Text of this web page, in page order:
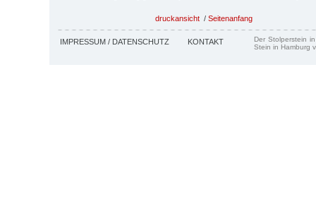
druckansicht / Seitenanfang
IMPRESSUM / DATENSCHUTZ KONTAKT
Der Stolperstein
Stein in Hamburg